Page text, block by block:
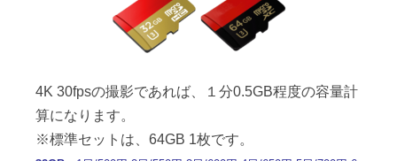
4K 30fpsの撮影であれば、１分0.5GB程度の容量計
算になります。
※標準セットは、64GB 1枚です。